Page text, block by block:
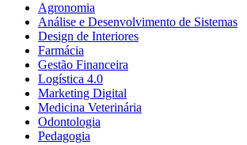
Agronomia
Análise e Desenvolvimento de Sistemas
Design de Interiores
Farmácia
Gestão Financeira
Logística 4.0
Marketing Digital
Medicina Veterinária
Odontologia
Pedagogia